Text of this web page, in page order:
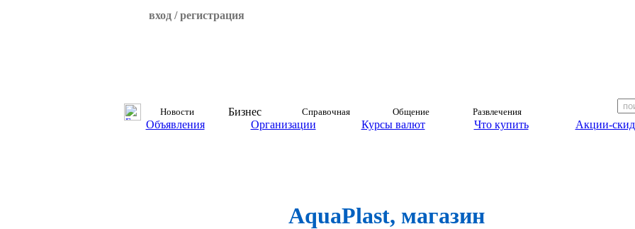
вход / регистрация
Новости Бизнес Справочная Общение Развлечения
Объявления Организации Курсы валют Что купить Акции-
AquaPlast, магазин